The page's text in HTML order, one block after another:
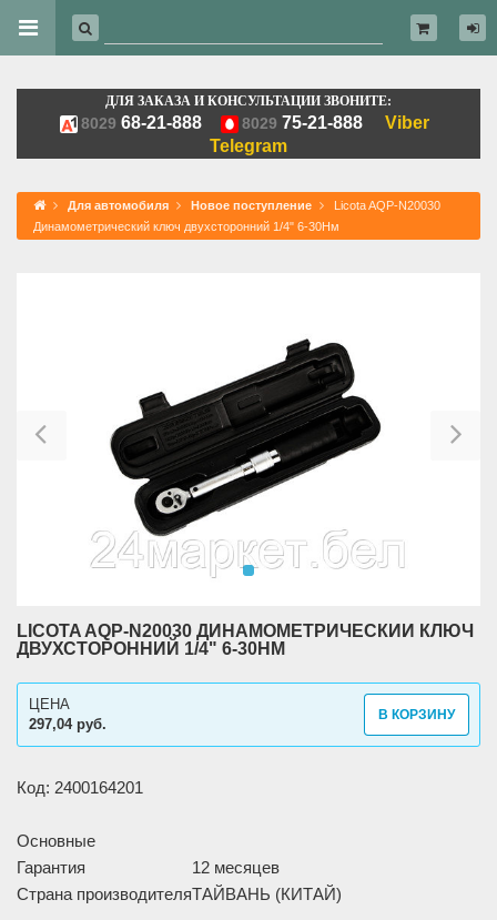
ДЛЯ ЗАКАЗА И КОНСУЛЬТАЦИИ ЗВОНИТЕ:
8029 68-21-888 8029 75-21-888
Viber
Telegram
Для автомобиля Новое поступление
Licota AQP-N20030
Динамометрический ключ двухсторонний 1/4" 6-30Нм
Previous
LICOTA AQP-N20030 ДИНАМОМЕТРИЧЕСКИЙ КЛЮЧ
ДВУХСТОРОННИЙ 1/4" 6-30НМ
297,04 руб.
ЦЕНА
В КОРЗИНУ
Код: 2400164201
Основные
Гарантия
12 месяцев
Страна производителяТАЙВАНЬ (КИТАЙ)